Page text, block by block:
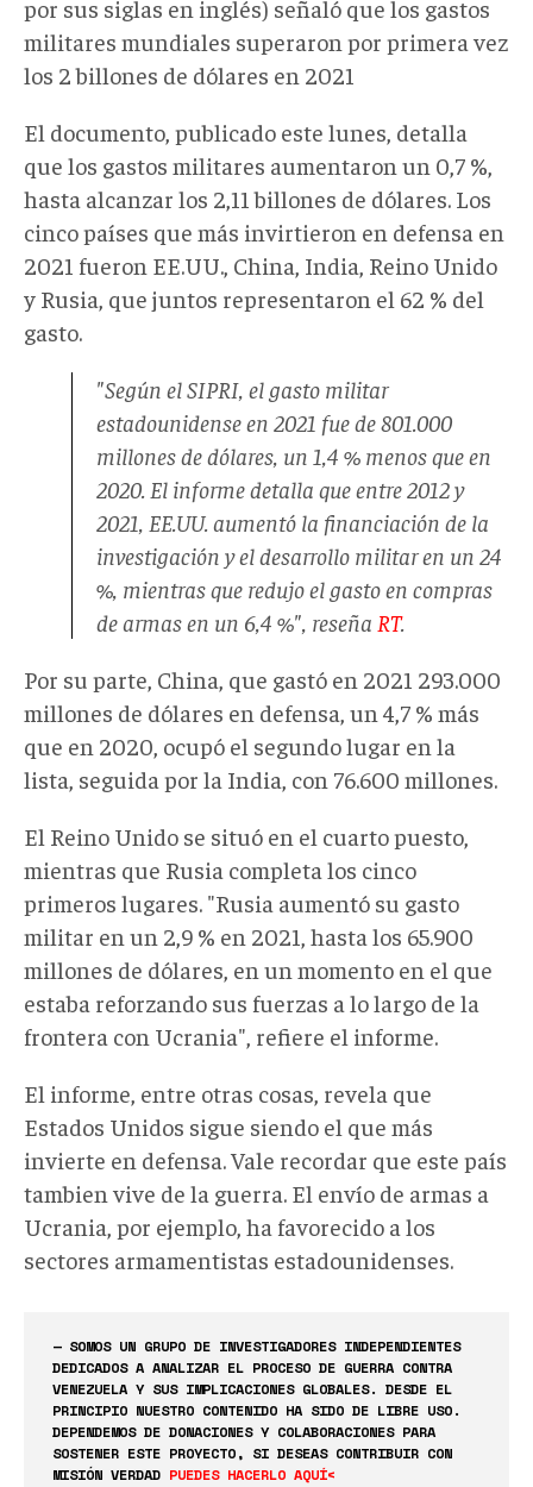
por sus siglas en inglés) señaló que los gastos
militares mundiales superaron por primera vez
los 2 billones de dólares en 2021
El documento, publicado este lunes, detalla
que los gastos militares aumentaron un 0,7 %,
hasta alcanzar los 2,11 billones de dólares. Los
cinco países que más invirtieron en defensa en
2021 fueron EE.UU., China, India, Reino Unido
y Rusia, que juntos representaron el 62 % del
gasto.
"Según el SIPRI, el gasto militar
estadounidense en 2021 fue de 801.000
millones de dólares, un 1,4 % menos que en
2020. El informe detalla que entre 2012 y
2021, EE.UU. aumentó la financiación de la
investigación y el desarrollo militar en un 24
%, mientras que redujo el gasto en compras
de armas en un 6,4 %", reseña RT.
Por su parte, China, que gastó en 2021 293.000
millones de dólares en defensa, un 4,7 % más
que en 2020, ocupó el segundo lugar en la
lista, seguida por la India, con 76.600 millones.
El Reino Unido se situó en el cuarto puesto,
mientras que Rusia completa los cinco
primeros lugares. "Rusia aumentó su gasto
militar en un 2,9 % en 2021, hasta los 65.900
millones de dólares, en un momento en el que
estaba reforzando sus fuerzas a lo largo de la
frontera con Ucrania", refiere el informe.
El informe, entre otras cosas, revela que
Estados Unidos sigue siendo el que más
invierte en defensa. Vale recordar que este país
tambien vive de la guerra. El envío de armas a
Ucrania, por ejemplo, ha favorecido a los
sectores armamentistas estadounidenses.
— SOMOS UN GRUPO DE INVESTIGADORES INDEPENDIENTES
DEDICADOS A ANALIZAR EL PROCESO DE GUERRA CONTRA
VENEZUELA Y SUS IMPLICACIONES GLOBALES. DESDE EL
PRINCIPIO NUESTRO CONTENIDO HA SIDO DE LIBRE USO.
DEPENDEMOS DE DONACIONES Y COLABORACIONES PARA
SOSTENER ESTE PROYECTO, SI DESEAS CONTRIBUIR CON
MISIÓN VERDAD PUEDES HACERLO AQUÍ<